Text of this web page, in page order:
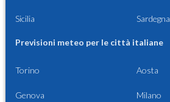
Sicilia Sardegna
Previsioni meteo per le città italiane
Torino Aosta
Genova Milano